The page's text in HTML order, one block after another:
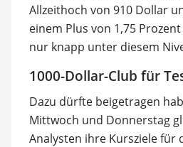
Allzeithoch von 910 Dollar
einem Plus von 1,75
nur knapp unter diesem
1000-Dollar-Club für
Dazu dürfte beigetragen
Mittwoch und Donnerstag
Analysten ihre Kursziele für